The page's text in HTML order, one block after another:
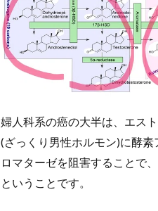
婦人科系の癌の大半は、エス
(ざっくり男性ホルモン)に酵
ロマターゼを阻害することで
ということです。